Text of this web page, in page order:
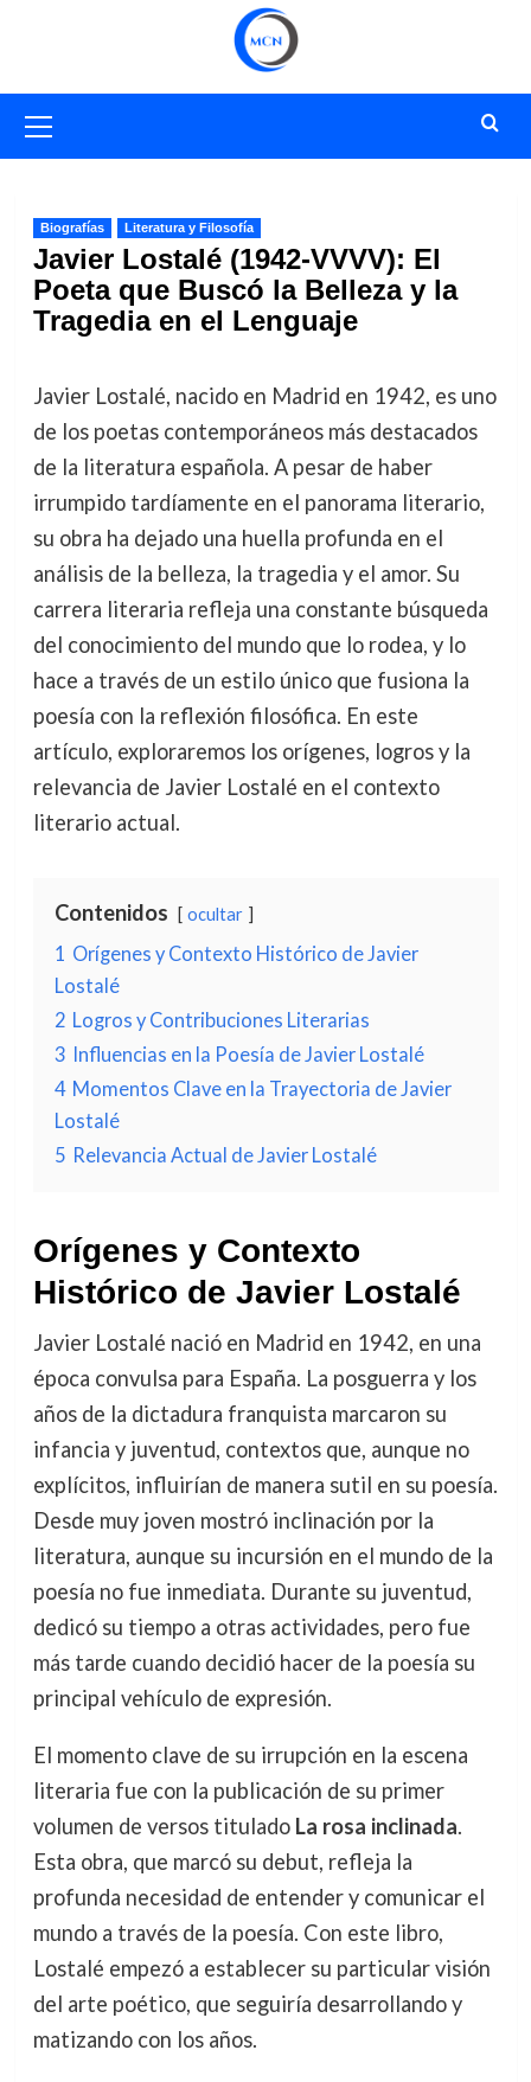
primario
Biografías Literatura y Filosofía
Javier Lostalé (1942-VVVV): El
Poeta que Buscó la Belleza y la
Tragedia en el Lenguaje
Javier Lostalé, nacido en Madrid en 1942, es uno
de los poetas contemporáneos más destacados
de la literatura española. A pesar de haber
irrumpido tardíamente en el panorama literario,
su obra ha dejado una huella profunda en el
análisis de la belleza, la tragedia y el amor. Su
carrera literaria refleja una constante búsqueda
del conocimiento del mundo que lo rodea, y lo
hace a través de un estilo único que fusiona la
poesía con la reflexión filosófica. En este
artículo, exploraremos los orígenes, logros y la
relevancia de Javier Lostalé en el contexto
literario actual.
Contenidos ocultar
1 Orígenes y Contexto Histórico de Javier
Lostalé
2 Logros y Contribuciones Literarias
3 Influencias en la Poesía de Javier Lostalé
4 Momentos Clave en la Trayectoria de Javier
Lostalé
5 Relevancia Actual de Javier Lostalé
Orígenes y Contexto
Histórico de Javier Lostalé
Javier Lostalé nació en Madrid en 1942, en una
época convulsa para España. La posguerra y los
años de la dictadura franquista marcaron su
infancia y juventud, contextos que, aunque no
explícitos, influirían de manera sutil en su poesía.
Desde muy joven mostró inclinación por la
literatura, aunque su incursión en el mundo de la
poesía no fue inmediata. Durante su juventud,
dedicó su tiempo a otras actividades, pero fue
más tarde cuando decidió hacer de la poesía su
principal vehículo de expresión.
El momento clave de su irrupción en la escena
literaria fue con la publicación de su primer
volumen de versos titulado La rosa inclinada.
Esta obra, que marcó su debut, refleja la
profunda necesidad de entender y comunicar el
mundo a través de la poesía. Con este libro,
Lostalé empezó a establecer su particular visión
del arte poético, que seguiría desarrollando y
matizando con los años.